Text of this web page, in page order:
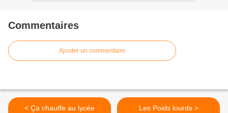
Commentaires
Ajouter un commentaire
< Ça chauffe au lycée
Les Poids lourds >